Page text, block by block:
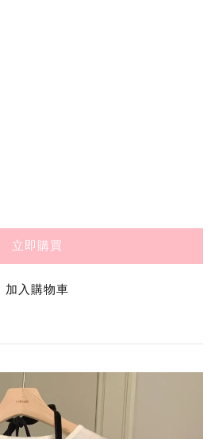
立即購買
加入購物車